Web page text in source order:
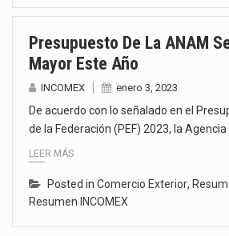
Presupuesto De La ANAM
Mayor Este Año
INCOMEX enero 3, 2023
De acuerdo con lo señalado en el
de la Federación (PEF) 2023, la
LEER MÁS
Posted in Comercio Exterior,
Resumen INCOMEX